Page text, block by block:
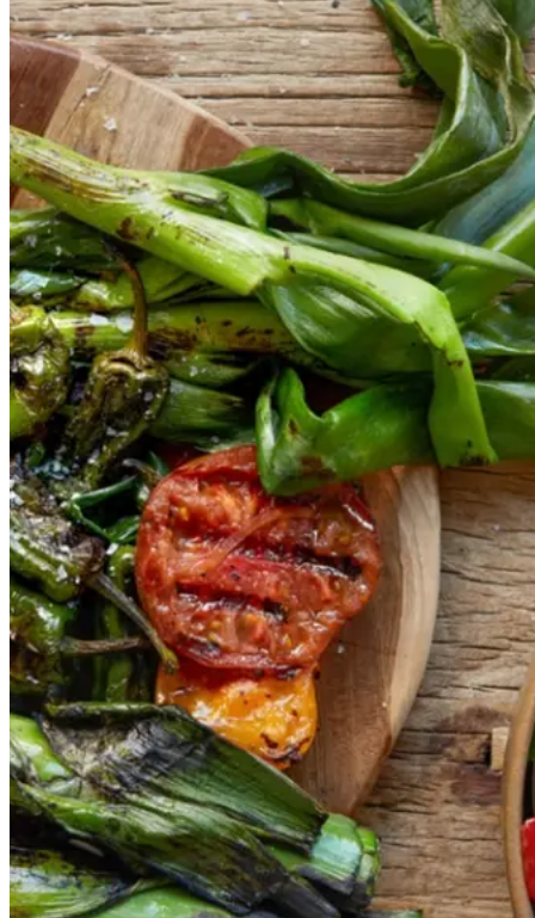
CatalanskCatalansk
bønnesalatbønnesala
t medmed
grilledegrillede
grøntsagergrøntsage
r ogog salbitxada-
saucesalbitxada-
sauce
Gem opskrift
Vegansk
Vegetarisk
Vores version af den traditionelle
salat empedrat fra det catalanske
køkken. Spis den med brød som
en let frokost eller i et større
måltid som her. Salbitxada minder
noget om en anden ligeledes
catalansk sauce, romesco. I
Catalonien spises den til såkaldte
calcots, der er små porrelignende
løg. Dem griller man helt sorte, så
fjerner man den yderste skal og
dypper det fløjlsbløde løg i
saucen. Calcots er svære at
opdrive på disse kanter, men små
nye porrer kan bruges.